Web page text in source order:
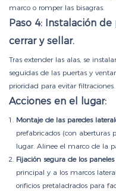
marco o romper las bisagras.
Paso 4: Instalación
cerrar y sellar.
Tras extender las alas, se
seguidas de las puertas y
prioridad para evitar filtraciones.
Acciones en el lugar:
Montaje de las paredes
prefabricados (con aberturas
lugar. Alinee el marco de la
Fijación segura de los
principal y a los marcos
orificios pretaladrados para